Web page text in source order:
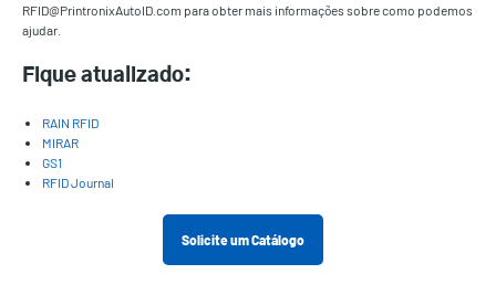
RFID@PrintronixAutoID.com para obter mais informações sobre como podemos
ajudar.
Fique atualizado:
RAIN RFID
MIRAR
GS1
RFID Journal
Solicite um Catálogo